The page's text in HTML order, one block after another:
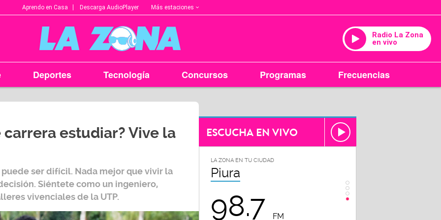
Aprendo en Casa Descarga AudioPlayer Más estaciones
Radio La Zona
en vivo
Deportes Tecnología Concursos Programas Frecuencias
carrera estudiar? Vive la
ser difícil. Nada mejor que vivir la
Siéntete como un ingeniero,
vivenciales de la UTP.
ESCUCHA EN VIVO
FM
Chiclayo
102.3 FM
LA ZONA EN TU CIUDAD
Piura
98.7 FM